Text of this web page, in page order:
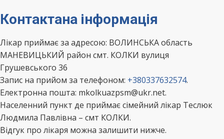
Контактана інформація
Лікар приймає за адресою: ВОЛИНСЬКА область
МАНЕВИЦЬКИЙ район смт. КОЛКИ вулиця
Грушевського 36
Запис на прийом за телефоном: +380337632574.
Електронна пошта: mkolkuazpsm@ukr.net.
Населенний пункт де приймає сімейний лікар Теслюк
Людмила Павлівна – смт КОЛКИ.
Відгук про лікаря можна залишити нижче.